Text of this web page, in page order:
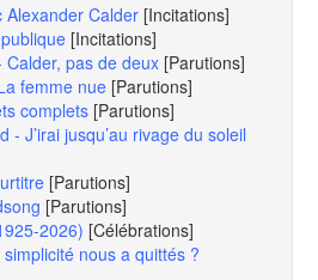
Alexander Calder [Incitations]
[Incitations]
pas de deux [Parutions]
femme nue [Parutions]
complets [Parutions]
- J’irai jusqu’au rivage du soleil
[Parutions]
[Parutions]
2026) [Célébrations]
nous a quittés ?